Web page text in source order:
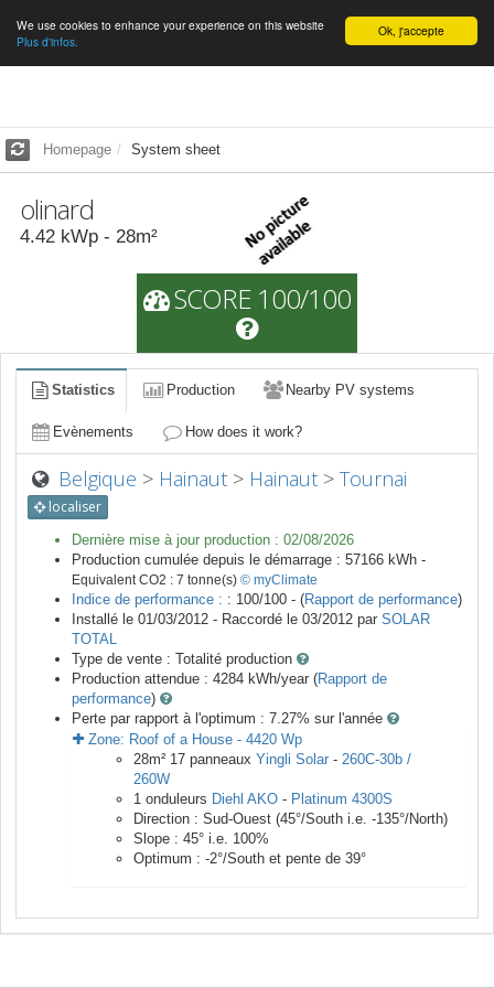
English Ok, j'accepte
We use cookies to enhance your experience on this website
Plus d'infos.
Homepage System sheet
olinard
4.42 kWp - 28m²
SCORE 100/100
Statistics Production Nearby PV systems
Evènements How does it work?
Belgique > Hainaut > Hainaut >Tournai
localiser
Dernière mise à jour production : 02/08/2026
Production cumulée depuis le démarrage : 57166 kWh -
Equivalent CO2 : 7 tonne(s) © myClimate
Indice de performance : : 100/100 - (Rapport de performance)
Installé le 01/03/2012 - Raccordé le 03/2012 par SOLAR
TOTAL
Type de vente : Totalité production
Production attendue : 4284 kWh/year (Rapport de
performance)
Perte par rapport à l'optimum : 7.27% sur l'année
Zone: Roof of a House - 4420 Wp
28m² 17 panneaux Yingli Solar - 260C-30b /
260W
1 onduleurs Diehl AKO - Platinum 4300S
Direction : Sud-Ouest (45°/South i.e. -135°/North)
Slope : 45° i.e. 100%
Optimum : -2°/South et pente de 39°